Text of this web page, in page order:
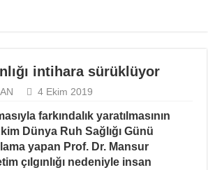
intihara sürüklüyor
4 Ekim 2019
farkındalık yaratılmasının
Dünya Ruh Sağlığı Günü
yapan Prof. Dr. Mansur
çılgınlığı nedeniyle insan